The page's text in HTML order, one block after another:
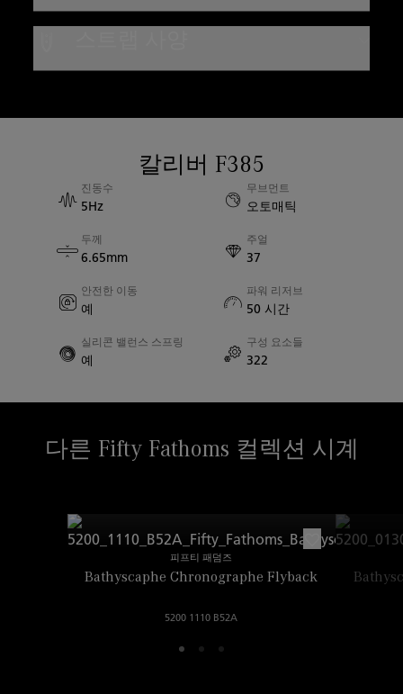
30 bar 방수
43.00mm
케이스 두께
예
칼리버 F385
진동수
5Hz
무브먼트
오토매틱
두께
6.65mm
주얼
37
안전한 이동
예
파워 리저브
50 시간
실리콘 밸런스 스프링
예
구성 요소들
322
다른 Fifty Fathoms 컬렉션 시계
피프티 패덤즈
Bathyscaphe Chronographe Flyback
5200 1110 B52A